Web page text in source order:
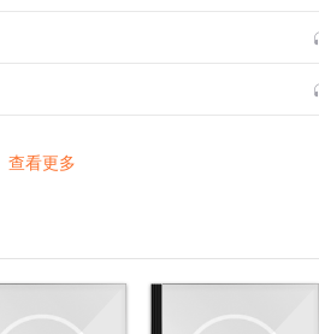
查看更多